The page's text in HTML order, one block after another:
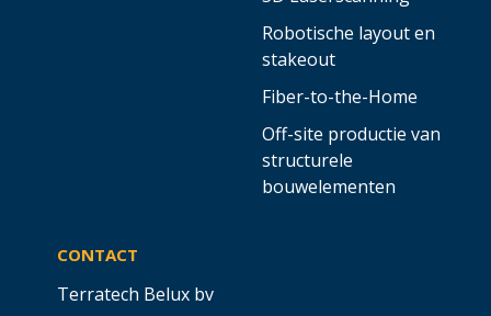
Robotische layout en
stakeout
Fiber-to-the-Home
Off-site productie van
structurele
bouwelementen
CONTACT
Terratech Belux bv